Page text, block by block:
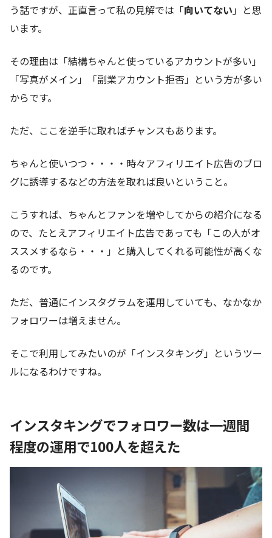
う話ですが、正直言って私の見解では「向いてない」と思
います。
その理由は「結構ちゃんと使っているアカウントが多い」
「写真がメイン」「副業アカウント拒否」という方が多い
からです。
ただ、ここを逆手に取ればチャンスもあります。
ちゃんと使いつつ・・・・時々アフィリエイト広告のブロ
グに誘導するなどの方法を取れば良いということ。
こうすれば、ちゃんとファンを増やしてからの紹介になる
ので、たとえアフィリエイト広告であっても「この人がオ
ススメするなら・・・」と購入してくれる可能性が高くな
るのです。
ただ、普通にインスタグラムを運用していても、なかなか
フォロワーは増えません。
そこで利用してみたいのが「インスタキング」というツー
ルになるわけですね。
インスタキングでフォロワー数は一週間
程度の運用で100人を超えた